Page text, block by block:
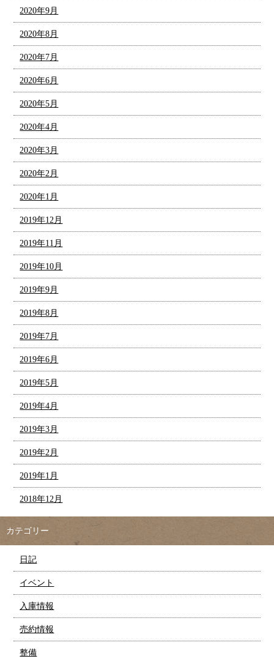
2020年9月
2020年8月
2020年7月
2020年6月
2020年5月
2020年4月
2020年3月
2020年2月
2020年1月
2019年12月
2019年11月
2019年10月
2019年9月
2019年8月
2019年7月
2019年6月
2019年5月
2019年4月
2019年3月
2019年2月
2019年1月
2018年12月
カテゴリー
日記
イベント
入庫情報
売約情報
整備